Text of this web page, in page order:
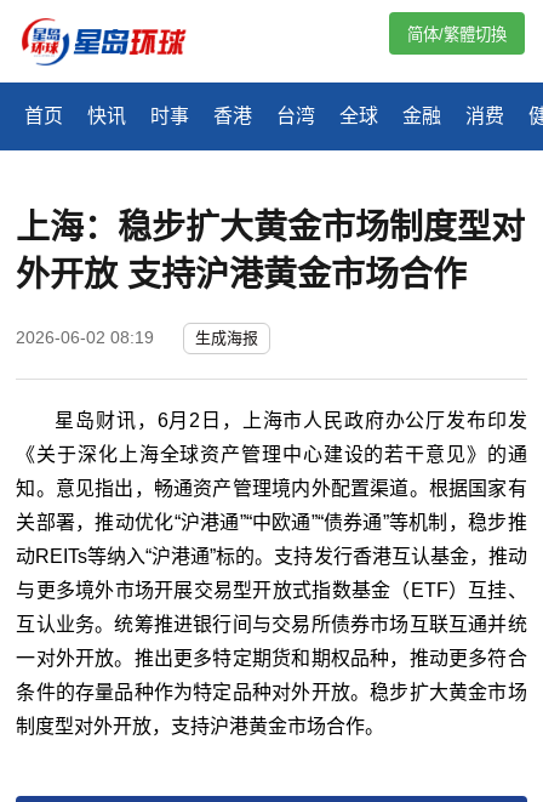
首页 快讯 时事 香港 台湾 全球 金融 消费
简体/繁體切換
上海：稳步扩大黄金市场制度型对
外开放 支持沪港黄金市场合作
2026-06-02 08:19 生成海报
星岛财讯，6月2日，上海市人民政府办公厅发布印发
《关于深化上海全球资产管理中心建设的若干意见》的通
知。意见指出，畅通资产管理境内外配置渠道。根据国家有
关部署，推动优化“沪港通”“中欧通”“债券通”等机制，稳步推
动REITs等纳入“沪港通”标的。支持发行香港互认基金，推动
与更多境外市场开展交易型开放式指数基金（ETF）互挂、
互认业务。统筹推进银行间与交易所债券市场互联互通并统
一对外开放。推出更多特定期货和期权品种，推动更多符合
条件的存量品种作为特定品种对外开放。稳步扩大黄金市场
制度型对外开放，支持沪港黄金市场合作。